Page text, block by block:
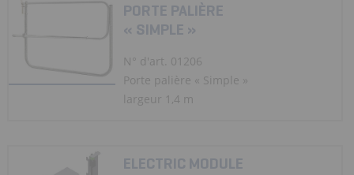
PORTE PALIÈRE
« SIMPLE »
N° d'art. 01206
Porte palière « Simple »
largeur 1,4 m
ELECTRIC MODULE